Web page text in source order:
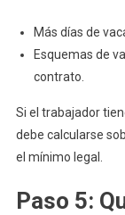
Más días de
Esquemas de
contrato.
Si el trabajador
debe calcularse
el mínimo legal.
Paso 5: